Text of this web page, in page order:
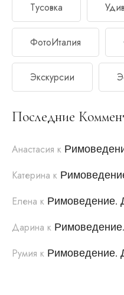
Тусовка
ФотоИталия
Экскурсии
Последние
Анастасия к
Катерина к
Елена к Римоведение.
Дарина к
Румия к Римоведение.